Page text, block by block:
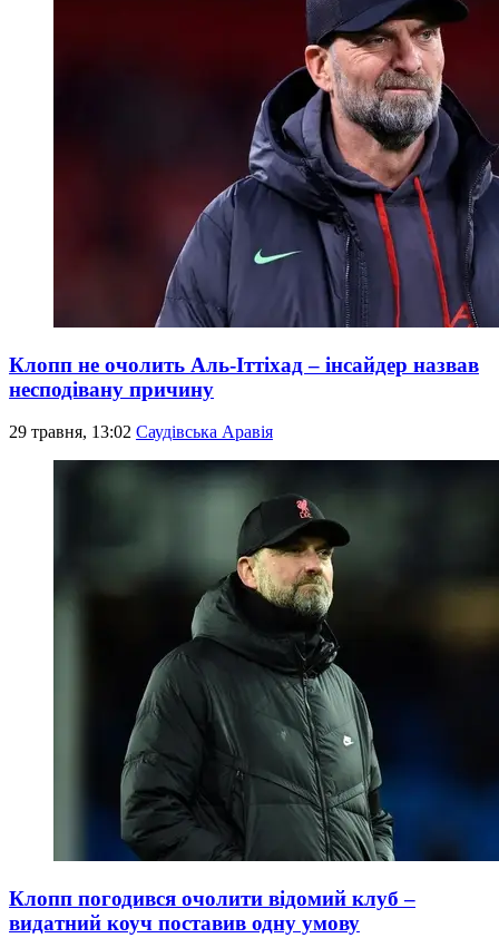
Клопп не очолить Аль-Іттіхад – інсайдер назвав
несподівану причину
29 травня, 13:02 Саудівська Аравія
Клопп погодився очолити відомий клуб –
видатний коуч поставив одну умову